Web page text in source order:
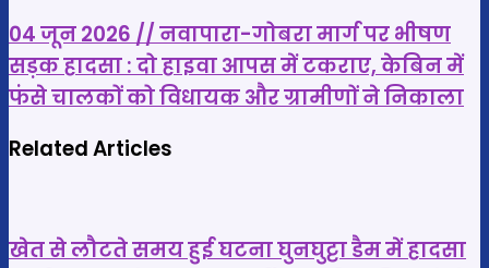
//
मानसून
की
आज
बढ़ेगी
प्री-
04
जून
2026
//
नवापारा-
पर
भीषण
04 जून 2026 // नवापारा-गोबरा मार्ग पर भीषण
सड़क हादसा : दो हाइवा आपस में टकराए, केबिन में
फंसे चालकों को विधायक और ग्रामीणों ने निकाला
Related Articles
खेत से लौटते समय हुई घटना घुनघुट्टा डैम में हादसा